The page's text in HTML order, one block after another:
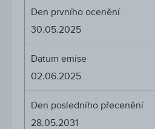
Den prvního ocenění
30.05.2025
Datum emise
02.06.2025
Den posledního přecenění
28.05.2031